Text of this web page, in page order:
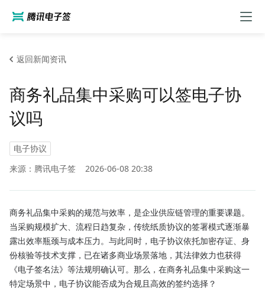
返回新闻资讯
商务礼品集中采购可以签电子协
议吗
电子协议
来源：腾讯电子签
2026-06-08 20:38
商务礼品集中采购的规范与效率，是企业供应链管理的重要课题。
当采购规模扩大、流程日趋复杂，传统纸质协议的签署模式逐渐暴
露出效率瓶颈与成本压力。与此同时，电子协议依托加密存证、身
份核验等技术支撑，已在诸多商业场景落地，其法律效力也获得
《电子签名法》等法规明确认可。那么，在商务礼品集中采购这一
特定场景中，电子协议能否成为合规且高效的签约选择？